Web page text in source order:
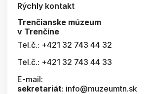
Rýchly kontakt
Trenčianske múzeum
v Trenčíne
Tel.č.: +421 32 743 44 32
Tel.č.: +421 32 743 44 33
E-mail:
sekretariát: info@muzeumtn.sk